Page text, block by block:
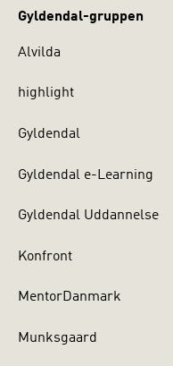
Gyldendal-gruppen
Alvilda
highlight
Gyldendal
Gyldendal e-Learning
Gyldendal Uddannelse
Konfront
MentorDanmark
Munksgaard